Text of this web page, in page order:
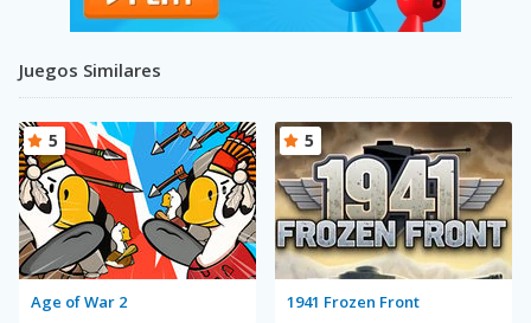
Juegos Similares
Age of War 2
5
1941 Frozen Front
5